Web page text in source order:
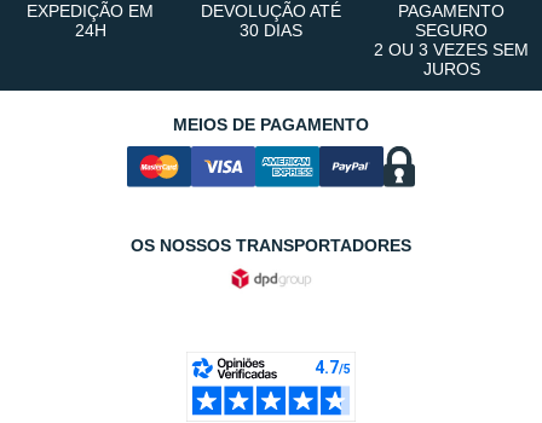
EXPEDIÇÃO EM
24H
DEVOLUÇÃO ATÉ
30 DIAS
PAGAMENTO
SEGURO
2 OU 3 VEZES SEM
JUROS
MEIOS DE PAGAMENTO
OS NOSSOS TRANSPORTADORES